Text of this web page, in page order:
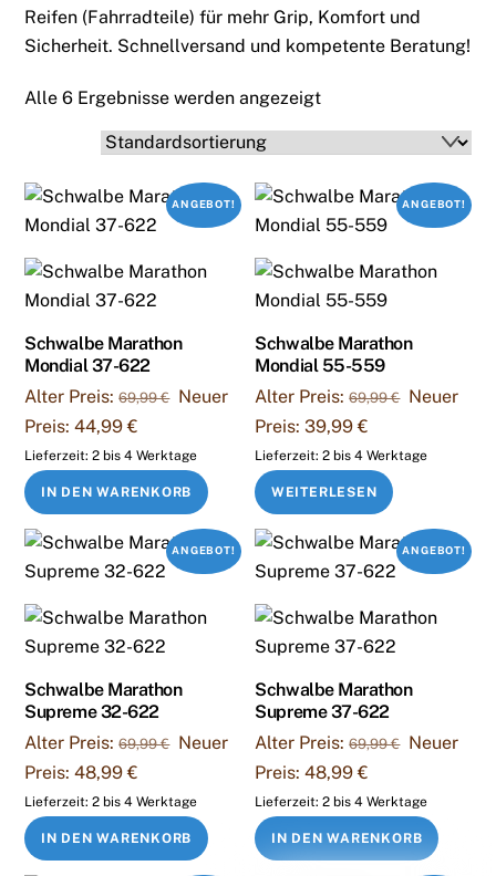
Reifen (Fahrradteile) für mehr Grip, Komfort und
Sicherheit. Schnellversand und kompetente Beratung!
Alle 6 Ergebnisse werden angezeigt
ANGEBOT!
Schwalbe Marathon
Mondial 37-622
Alter Preis: 69,99€ Ursprünglicher
war:
69,99 €
Neuer
Preis: 44,99€
Preis
ist:
44,99 €.
Lieferzeit:2 bis 4 Werktage
IN DEN WARENKORB
ANGEBOT!
Schwalbe Marathon
Mondial 55-559
Alter Preis: 69,99€
war:
Neuer
Preis: 39,99€
Preis
ist:
39,99 €.
Lieferzeit:2 bis 4 Werktage
WEITERLESEN
ANGEBOT!
Schwalbe Marathon
Supreme 32-622
Alter Preis: 69,99€ Ursprünglicher
war:
69,99 €
Neuer
Preis: 48,99€
Preis
ist:
48,99 €.
Lieferzeit:2 bis 4 Werktage
IN DEN WARENKORB
ANGEBOT!
Schwalbe Marathon
Supreme 37-622
Alter Preis: 69,99€
war:
69,99 €
Neuer
Preis: 48,99€
Preis
ist:
48,99 €.
Lieferzeit:2 bis 4 Werktage
IN DEN WARENKORB